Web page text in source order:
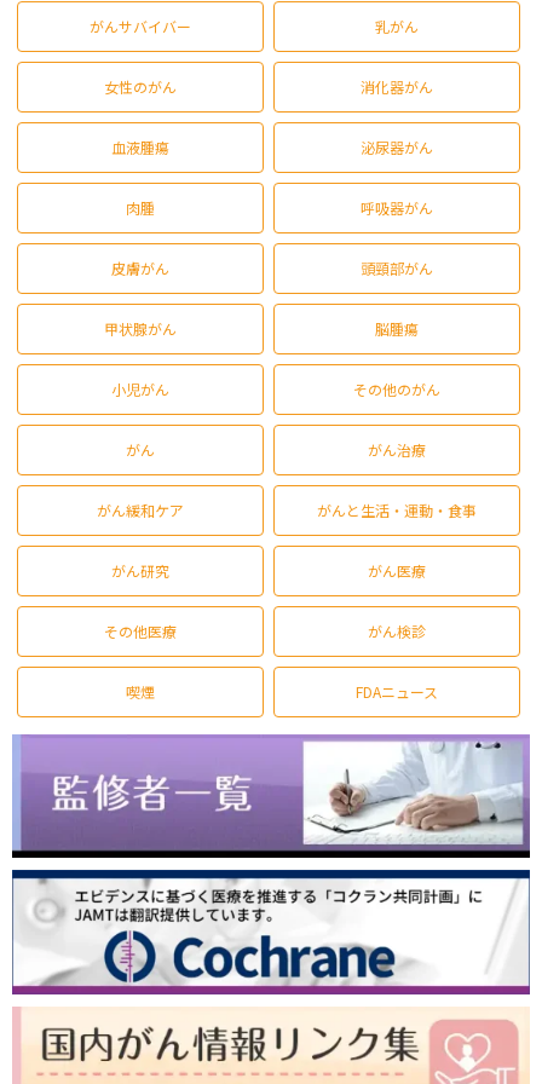
がんサバイバー 乳がん
女性のがん 消化器がん
血液腫瘍 泌尿器がん
肉腫 呼吸器がん
皮膚がん 頭頸部がん
甲状腺がん 脳腫瘍
小児がん その他のがん
がん がん治療
がん緩和ケア がんと生活・運動・食事
がん研究 がん医療
その他医療 がん検診
喫煙 FDAニュース